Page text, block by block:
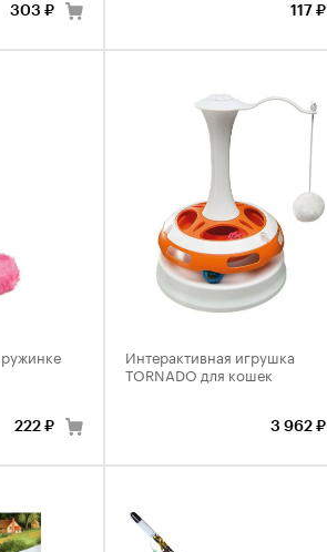
303 ₽ 117 ₽
222 ₽
Интерактивная игрушка
TORNADO для кошек
3 962 ₽